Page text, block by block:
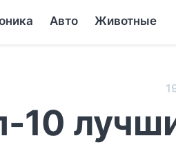
Авто Животные
10